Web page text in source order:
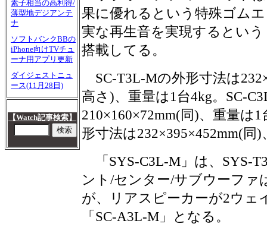
素子相当の高利得/
薄型地デジアンテ
ナ
ソフトバンクBBの
iPhone向けTVチュ
ーナ用アプリ更新
ダイジェストニュ
ース(11月28日)
【Watch記事検索】
果に優れるという特殊ゴム
実な再生音を実現するとい
搭載してる。
SC-T3L-Mの外形寸法は
高さ)、重量は1台4kg。SC-
210×160×72mm(同)、重量は
形寸法は232×395×452mm(同
「SYS-C3L-M」は、SYS-
ント/センター/サブウーファ
が、リアスピーカーが2ウェ
「SC-A3L-M」となる。